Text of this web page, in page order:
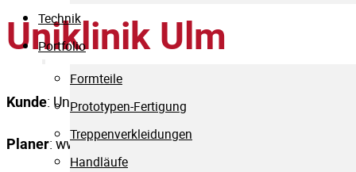
Technik
Portfolio
Formteile
Prototypen-Fertigung
Treppenverkleidungen
Handläufe
Uniklinik Ulm
Kunde: Uniklinik Ulm
Planer: www.schreinereibiek.de